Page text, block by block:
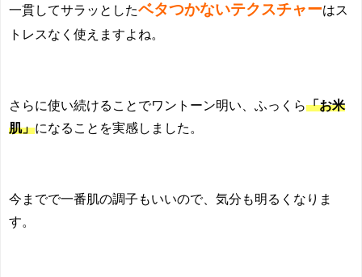
一貫してサラッとしたベタつかないテクスチャーはス
トレスなく使えますよね。
さらに使い続けることでワントーン明い、ふっくら「お米
肌」になることを実感しました。
今までで一番肌の調子もいいので、気分も明るくなりま
す。